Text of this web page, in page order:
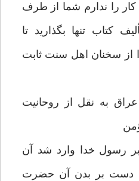
را ندارم شما از طرف
كتاب تنها بگذاريد تا
از سخنان اهل سنت ثابت
عراق به نقل از روحانيت
رسول خدا وارد شد آن
دست بر بدن آن حضرت